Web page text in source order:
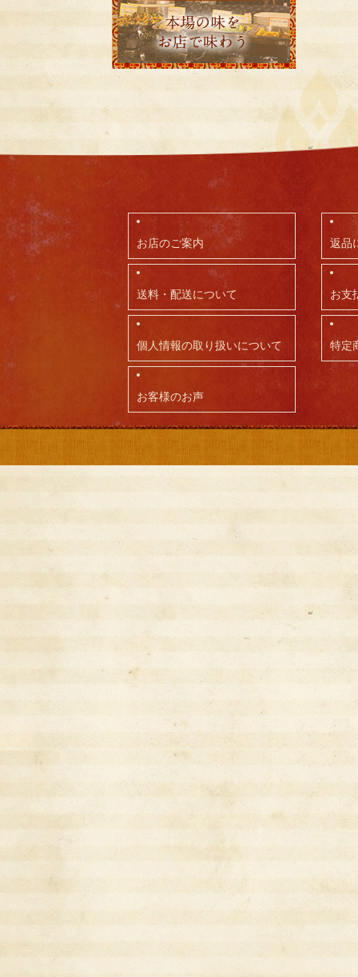
お店のご案内 返品
送料・配送について お支
個人情報の取り扱いについて 特定
お客様のお声